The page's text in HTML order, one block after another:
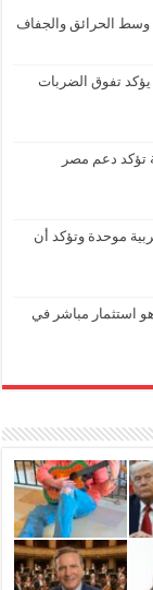
وسط الحرائق والجفاف
تفوق الضربات
تؤكد دعم مصر
موحدة وتؤكد أن
هو استثمار مباشر في